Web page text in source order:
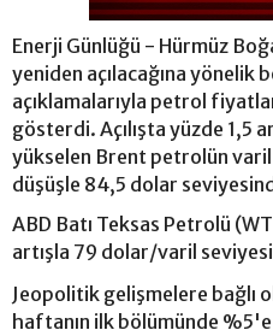
Enerji Günlüğü - Hürmüz
yeniden açılacağına yönelik
açıklamalarıyla petrol
gösterdi. Açılışta yüzde 1,5
yükselen Brent petrolün
düşüşle 84,5 dolar
ABD Batı Teksas Petrolü
artışla 79 dolar/varil
Jeopolitik gelişmelere bağlı
haftanın ilk bölümünde